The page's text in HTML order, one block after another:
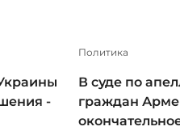
-
Политика
В суде по
граждан